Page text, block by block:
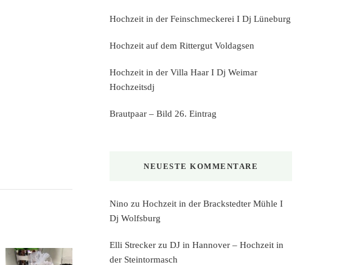
Hochzeit in der Feinschmeckerei I Dj Lüneburg
Hochzeit auf dem Rittergut Voldagsen
Hochzeit in der Villa Haar I Dj Weimar
Hochzeitsdj
Brautpaar – Bild 26. Eintrag
NEUESTE KOMMENTARE
Nino zu Hochzeit in der Brackstedter Mühle I
Dj Wolfsburg
Elli Strecker zu DJ in Hannover – Hochzeit in
der Steintormasch